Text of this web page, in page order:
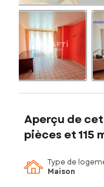
Aperçu de
pièces et 115
Type de
Maison